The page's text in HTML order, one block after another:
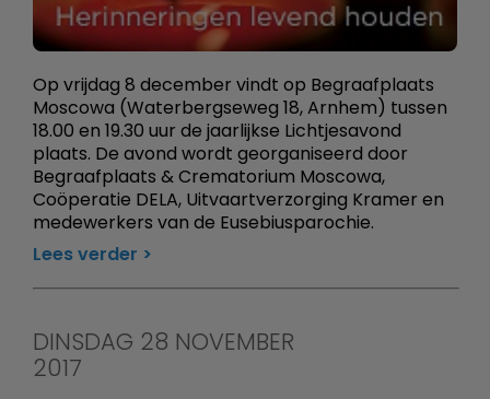
Op vrijdag 8 december vindt op Begraafplaats
Moscowa (Waterbergseweg 18, Arnhem) tussen
18.00 en 19.30 uur de jaarlijkse Lichtjesavond
plaats. De avond wordt georganiseerd door
Begraafplaats & Crematorium Moscowa,
Coöperatie DELA, Uitvaartverzorging Kramer en
medewerkers van de Eusebiusparochie.
Lees verder
DINSDAG 28 NOVEMBER
2017